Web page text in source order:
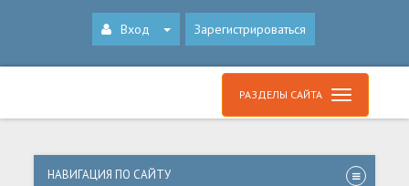
Вход Зарегистрироваться
РАЗДЕЛЫ САЙТА
НАВИГАЦИЯ ПО САЙТУ